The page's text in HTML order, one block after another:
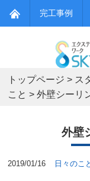
完工事例
トップページ > ス
こと >外壁シーリ
外壁
2019/01/16 日々のこ